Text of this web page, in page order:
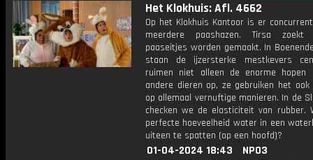
Het Klokhuis: Afl. 4662
Op het Klokhuis Kantoor is er
meerdere paashazen. Tirsa
paaseitjes worden gemaakt. In
staan de ijzersterke mestkevers
ruimen niet alleen de enorme hopen
andere dieren op, ze gebruiken het ook
op allemaal vernuftige manieren. In de
checken we de elasticiteit van rubber.
perfecte hoeveelheid water in een
uiteen te spatten (op een hoofd)?
01-04-2024 18:43
NPO3